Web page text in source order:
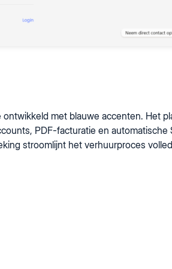
met blauwe accenten. Het
PDF-facturatie en automatische
stroomlijnt het verhuurproces